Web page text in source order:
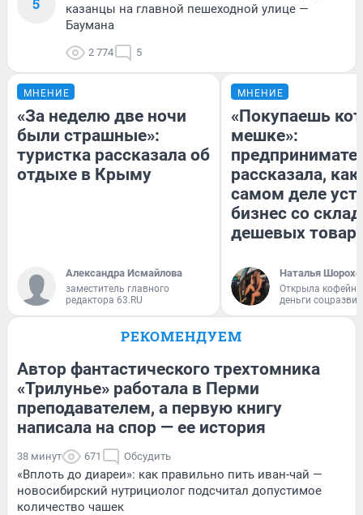
казанцы на главной пешеходной улице —
Баумана
2 774 5
МНЕНИЕ
«За неделю две ночи
были страшные»:
туристка рассказала об
отдыхе в Крыму
Александра Исмайлова
заместитель главного
редактора 63.RU
МНЕНИЕ
«Покупаешь
мешке»:
рассказала, как
самом деле
бизнес со
дешевых
Наталья
Открыла
деньги
РЕКОМЕНДУЕМ
Автор фантастического трехтомника
«Трилунье» работала в Перми
преподавателем, а первую книгу
написала на спор — ее история
38 минут 671 Обсудить
«Вплоть до диареи»: как правильно пить иван-чай —
новосибирский нутрициолог подсчитал допустимое
количество чашек